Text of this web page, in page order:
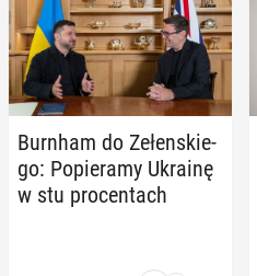
Burnham do Ze­łen­skie­
go: Po­pie­ra­my Ukrainę
w stu pro­cen­tach